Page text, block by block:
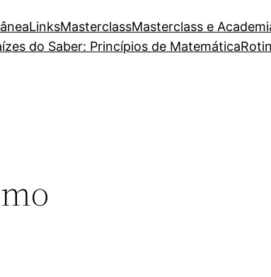
LinksMasterclassMasterclass e
do Saber: Princípios de Matemática